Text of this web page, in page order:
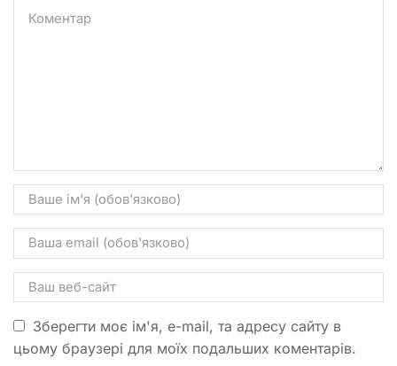
Зберегти моє ім'я, e-mail, та адресу сайту в
цьому браузері для моїх подальших коментарів.